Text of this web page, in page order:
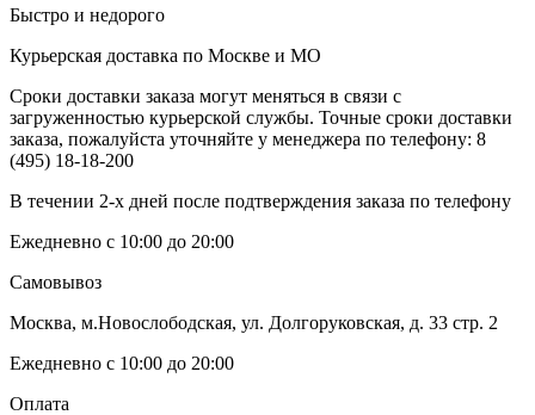
Быстро и недорого
Курьерская доставка по Москве и МО
Сроки доставки заказа могут меняться в связи с
загруженностью курьерской службы. Точные сроки доставки
заказа, пожалуйста уточняйте у менеджера по телефону: 8
(495) 18-18-200
В течении 2-х дней после подтверждения заказа по телефону
Ежедневно с 10:00 до 20:00
Самовывоз
Москва, м.Новослободская, ул. Долгоруковская, д. 33 стр. 2
Ежедневно с 10:00 до 20:00
Оплата